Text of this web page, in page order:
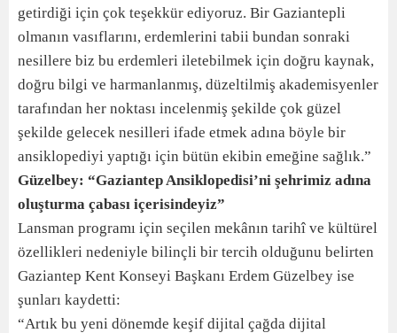
getirdiği için çok teşekkür ediyoruz. Bir Gaziantepli
olmanın vasıflarını, erdemlerini tabii bundan sonraki
nesillere biz bu erdemleri iletebilmek için doğru kaynak,
doğru bilgi ve harmanlanmış, düzeltilmiş akademisyenler
tarafından her noktası incelenmiş şekilde çok güzel
şekilde gelecek nesilleri ifade etmek adına böyle bir
ansiklopediyi yaptığı için bütün ekibin emeğine sağlık.”
Güzelbey: “Gaziantep Ansiklopedisi’ni şehrimiz adına
oluşturma çabası içerisindeyiz”
Lansman programı için seçilen mekânın tarihî ve kültürel
özellikleri nedeniyle bilinçli bir tercih olduğunu belirten
Gaziantep Kent Konseyi Başkanı Erdem Güzelbey ise
şunları kaydetti:
“Artık bu yeni dönemde keşif dijital çağda dijital